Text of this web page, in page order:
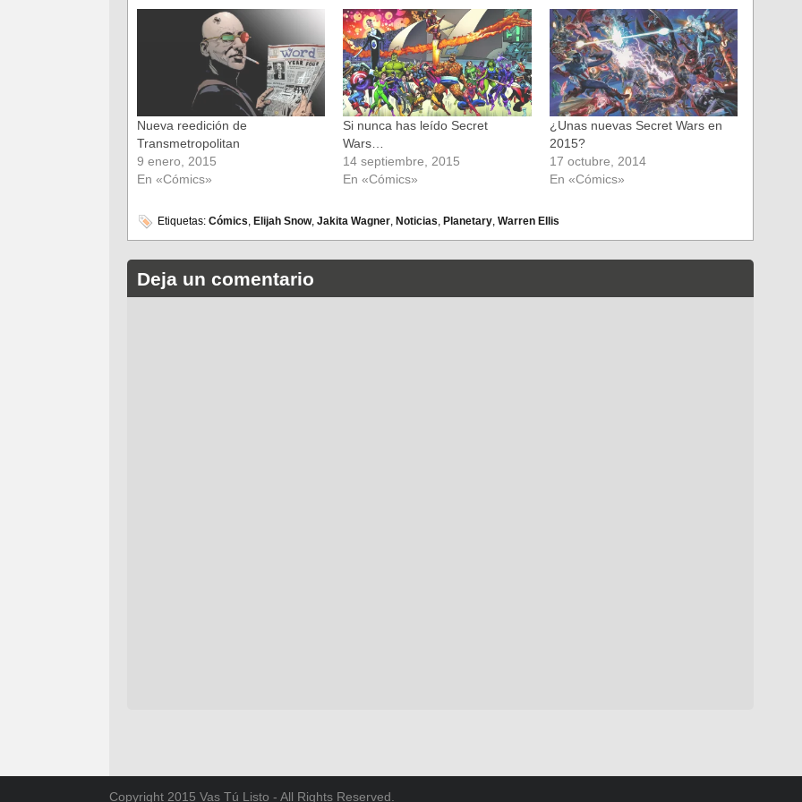
en en
una
ventana
nueva)
Nueva reedición de
Transmetropolitan
9 enero, 2015
En «Cómics»
Si nunca has leído Secret
Wars…
14 septiembre, 2015
En «Cómics»
¿Unas nuevas Secret Wars en
2015?
17 octubre, 2014
En «Cómics»
Etiquetas: Cómics, Elijah Snow, Jakita Wagner, Noticias, Planetary, Warren Ellis
Deja un comentario
Copyright 2015 Vas Tú Listo - All Rights Reserved.